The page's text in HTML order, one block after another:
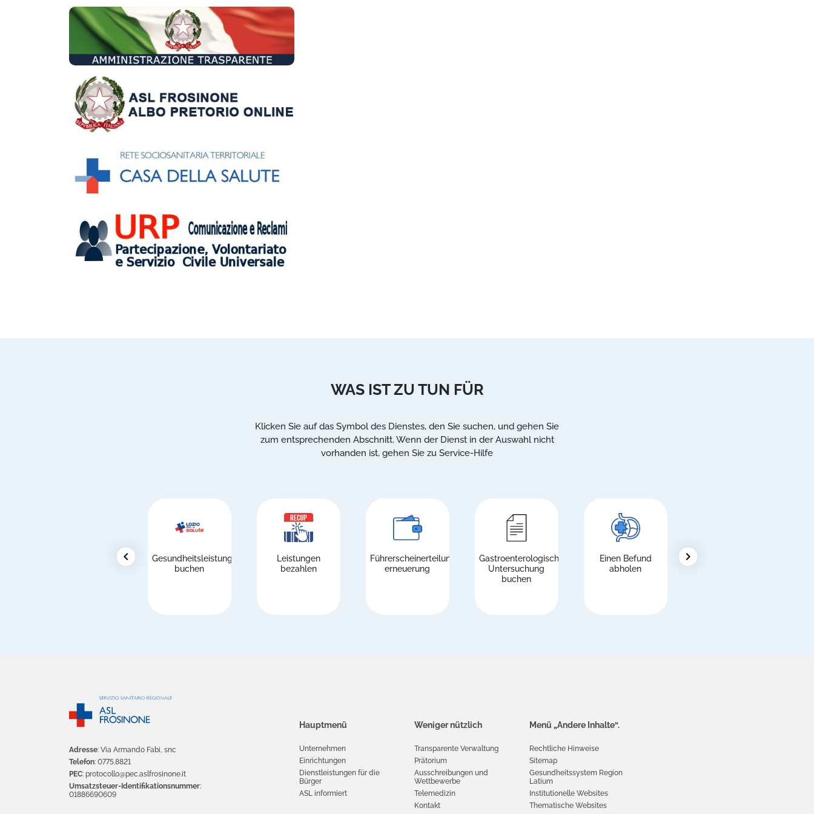
WAS IST ZU TUN FÜR
Klicken Sie auf das Symbol des Dienstes, den Sie suchen, und gehen Sie
zum entsprechenden Abschnitt. Wenn der Dienst in der Auswahl nicht
vorhanden ist, gehen Sie zu Service-Hilfe
chevron_left
Gesundheitsleistungen
buchen
Leistungen
bezahlen
Führerscheinerteilung/-
erneuerung
Gastroenterologische
Untersuchung
buchen
Einen Befund
abholen
chevron_right
Adresse: Via Armando Fabi, snc
Telefon: 0775.8821
PEC: protocollo@pec.aslfrosinone.it
Umsatzsteuer-Identifikationsnummer:
01886690609
Hauptmenü
Unternehmen
Einrichtungen
Dienstleistungen für die
Bürger
ASL informiert
Weniger nützlich
Transparente Verwaltung
Prätorium
Ausschreibungen und
Wettbewerbe
Telemedizin
Kontakt
Menü „Andere Inhalte“.
Rechtliche Hinweise
Sitemap
Gesundheitssystem Region
Latium
Institutionelle Websites
Thematische Websites